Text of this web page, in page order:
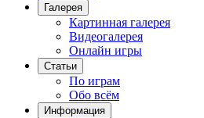
Галерея
Картинная галерея
Видеогалерея
Онлайн игры
Статьи
По играм
Обо всём
Информация